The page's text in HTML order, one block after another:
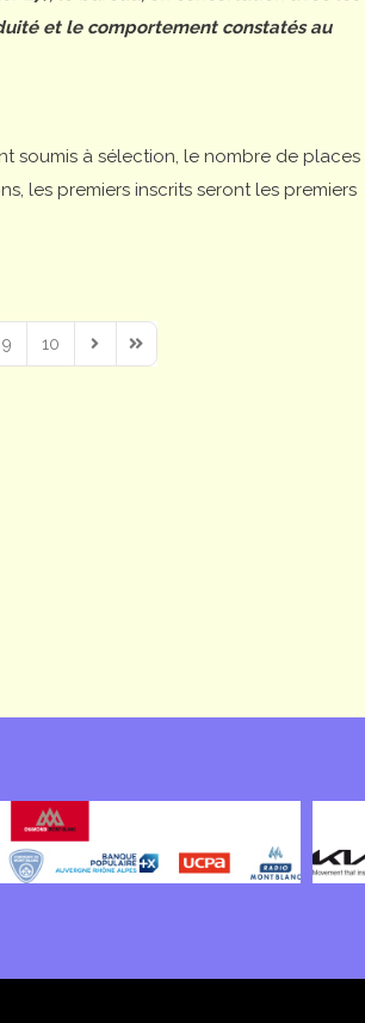
et le comportement constatés au
soumis à sélection, le nombre de places
les premiers inscrits seront les premiers
9 10
Next PageLast Page